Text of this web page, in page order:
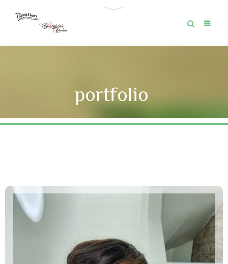
portfolio